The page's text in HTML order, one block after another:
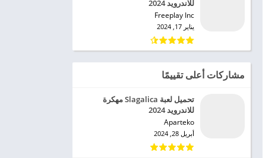
للاندرويد 2024
Freeplay Inc‏
يناير 17, 2024
مشاركات أعلى تقييمًا
تحميل لعبة Slagalica مهكرة
للاندرويد 2024
Aparteko‏
أبريل 28, 2024